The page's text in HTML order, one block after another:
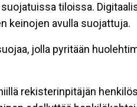
tiloissa.
keinojen avulla suojattuja.
jolla pyritään
rekisterinpitäjän